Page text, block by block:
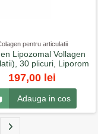
pentru articulatii
Lipozomal Vollagen
30 plicuri, Liporom
197,00 lei
Adauga in cos